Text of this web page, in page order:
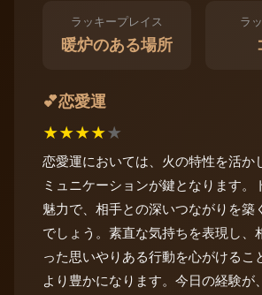
ラッキープレイス
暖炉のある場所
ラ
💕恋愛運
★★★★★
恋愛運においては、火の特性を活か
ミュニケーションが鍵となります。
魅力で、相手との深いつながりを築
でしょう。素直な気持ちを表現し、
った思いやりある行動を心がけるこ
より豊かになります。今日の経験が